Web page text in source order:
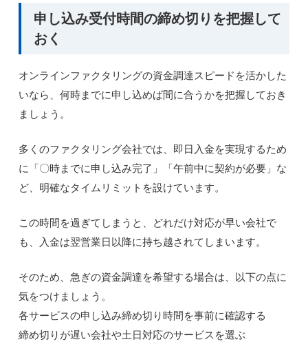
申し込み受付時間の締め切りを把握して
おく
オンラインファクタリングの資金調達スピードを活かした
いなら、何時までに申し込めば間に合うかを把握しておき
ましょう。
多くのファクタリング会社では、即日入金を実現するため
に「〇時までに申し込み完了」「午前中に契約が必要」な
ど、明確なタイムリミットを設けています。
この時間を過ぎてしまうと、どれだけ対応が早い会社で
も、入金は翌営業日以降に持ち越されてしまいます。
そのため、急ぎの資金調達を希望する場合は、以下の点に
気をつけましょう。
各サービスの申し込み締め切り時間を事前に確認する
締め切りが遅い会社や土日対応のサービスを選ぶ